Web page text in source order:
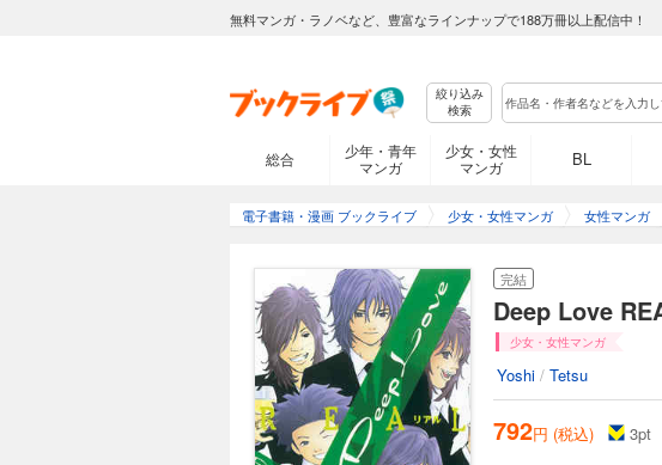
無料マンガ・ラノベなど、豊富なラインナップで188万冊以上配信中！
絞り込み
検索
総合
少年・青年
マンガ
少女・女性
マンガ
BL
電子書籍・漫画 ブックライブ 少女・女性マンガ 女性マンガ
完結
Deep Love
少女・女性マンガ
Yoshi / Tetsu
792円 (税込) 3pt